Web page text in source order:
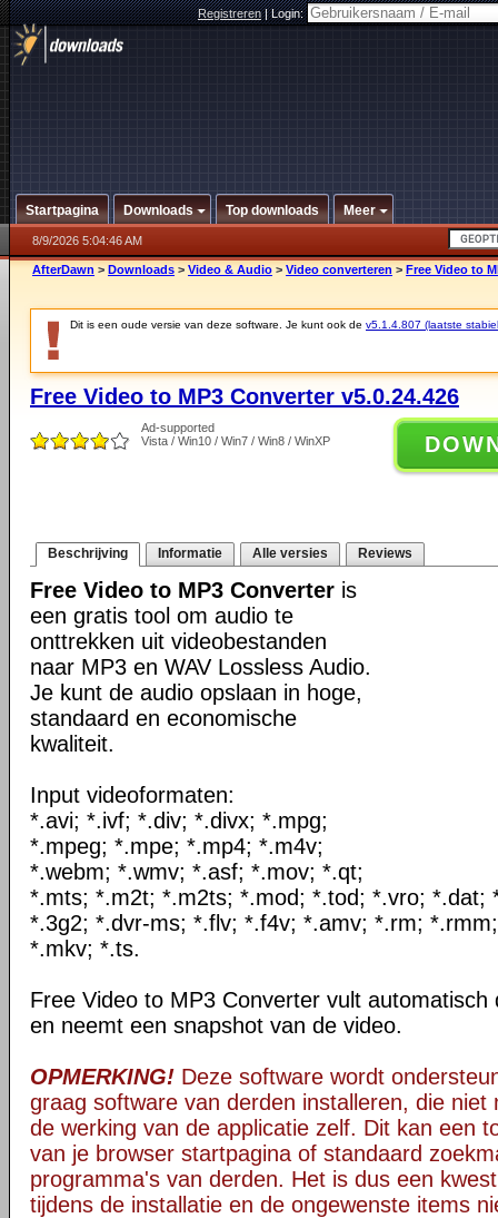
Registreren|Login:
Startpagina Downloads Top downloads Meer
8/9/2026 5:04:46 AM
AfterDawn > Downloads > Video & Audio > Video converteren > Free Video to
Dit is een oude versie van deze software. Je kunt ook de v5.1.4.807 (laatste
Free Video to MP3 Converter v5.0.24.426
Ad-supported
Vista / Win10 / Win7 / Win8 / WinXP
Beschrijving Informatie Alle versies Reviews
Free Video to MP3 Converter is
een gratis tool om audio te
onttrekken uit videobestanden
naar MP3 en WAV Lossless Audio.
Je kunt de audio opslaan in hoge,
standaard en economische
kwaliteit.
Input videoformaten:
*.avi; *.ivf; *.div; *.divx; *.mpg;
*.mpeg; *.mpe; *.mp4; *.m4v;
*.webm; *.wmv; *.asf; *.mov; *.qt;
*.mts; *.m2t; *.m2ts; *.mod; *.tod; *.vro; *.dat;
*.3g2; *.dvr-ms; *.flv; *.f4v; *.amv; *.rm;
*.mkv; *.ts.
Free Video to MP3 Converter vult
en neemt een snapshot van de video.
OPMERKING! Deze software wordt
graag software van derden installeren, die niet
de werking van de applicatie zelf. Dit kan een
van je browser startpagina of standaard
programma's van derden. Het is dus een
tijdens de installatie en de ongewenste items